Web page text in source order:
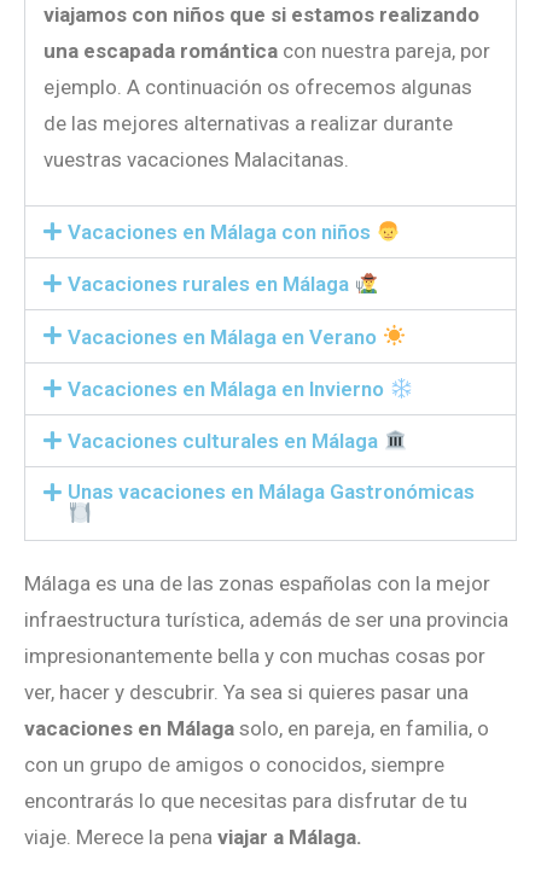
viajamos con niños que si estamos realizando
una escapada romántica con nuestra pareja, por
ejemplo. A continuación os ofrecemos algunas
de las mejores alternativas a realizar durante
vuestras vacaciones Malacitanas.
Vacaciones en Málaga con niños
Vacaciones rurales en Málaga
Vacaciones en Málaga en Verano
Vacaciones en Málaga en Invierno
Vacaciones culturales en Málaga
Unas vacaciones en Málaga Gastronómicas
Málaga es una de las zonas españolas con la mejor
infraestructura turística, además de ser una provincia
impresionantemente bella y con muchas cosas por
ver, hacer y descubrir. Ya sea si quieres pasar una
vacaciones en Málaga solo, en pareja, en familia, o
con un grupo de amigos o conocidos, siempre
encontrarás lo que necesitas para disfrutar de tu
viaje. Merece la pena viajar a Málaga.